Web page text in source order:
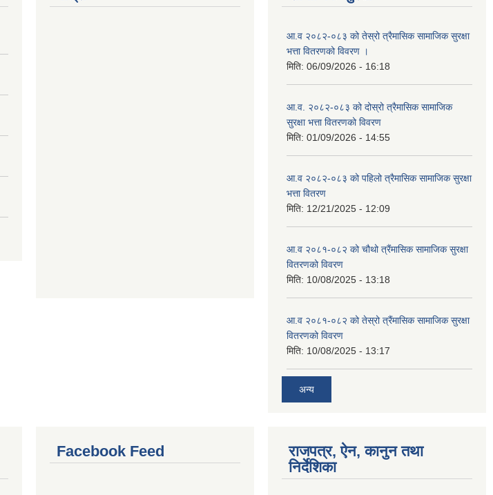
आ.व २०८२-०८३ को तेस्रो त्रैमासिक सामाजिक सुरक्षा
भत्ता वितरणको विवरण ।
मिति: 06/09/2026 - 16:18
आ.व. २०८२-०८३ को दोस्रो त्रैमासिक सामाजिक
सुरक्षा भत्ता वितरणको विवरण
मिति: 01/09/2026 - 14:55
आ.व २०८२-०८३ को पहिलो त्रैमासिक सामाजिक सुरक्षा
भत्ता वितरण
मिति: 12/21/2025 - 12:09
आ.व २०८१-०८२ को चौथो त्रैंमासिक सामाजिक सुरक्षा
वितरणको विवरण
मिति: 10/08/2025 - 13:18
आ.व २०८१-०८२ को तेस्रो त्रैंमासिक सामाजिक सुरक्षा
वितरणको विवरण
मिति: 10/08/2025 - 13:17
अन्य
Facebook Feed
राजपत्र, ऐन, कानुन तथा
निर्देशिका